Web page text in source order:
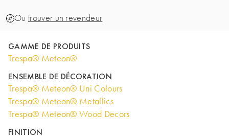
Ou trouver un revendeur
GAMME DE PRODUITS
Trespa® Meteon®
ENSEMBLE DE DÉCORATION
Trespa® Meteon® Uni Colours
Trespa® Meteon® Metallics
Trespa® Meteon® Wood Decors
FINITION